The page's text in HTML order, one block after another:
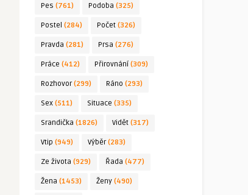
Pes (761) Podoba (325)
Postel (284) Počet (326)
Pravda (281) Prsa (276)
Práce (412) Přirovnání (309)
Rozhovor(299) Ráno (293)
Sex (511) Situace (335)
Srandička (1826) Vidět (317)
Vtip (949) Výběr(283)
Ze života (929) Řada (477)
Žena (1453) Ženy (490)